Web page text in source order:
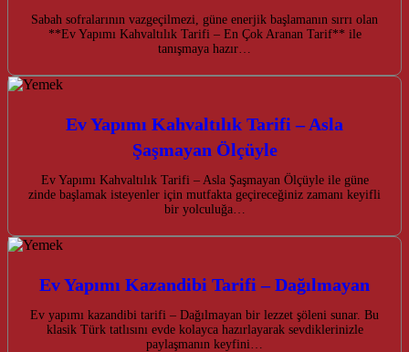
Sabah sofralarının vazgeçilmezi, güne enerjik başlamanın sırrı olan
**Ev Yapımı Kahvaltılık Tarifi – En Çok Aranan Tarif** ile
tanışmaya hazır…
Ev Yapımı Kahvaltılık Tarifi – Asla
Şaşmayan Ölçüyle
Ev Yapımı Kahvaltılık Tarifi – Asla Şaşmayan Ölçüyle ile güne
zinde başlamak isteyenler için mutfakta geçireceğiniz zamanı keyifli
bir yolculuğa…
Ev Yapımı Kazandibi Tarifi – Dağılmayan
Ev yapımı kazandibi tarifi – Dağılmayan bir lezzet şöleni sunar. Bu
klasik Türk tatlısını evde kolayca hazırlayarak sevdiklerinizle
paylaşmanın keyfini…